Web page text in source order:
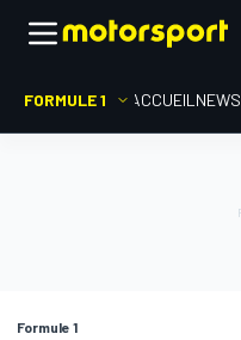
FORMULE 1 ACCUEIL NEWS
Formule 1